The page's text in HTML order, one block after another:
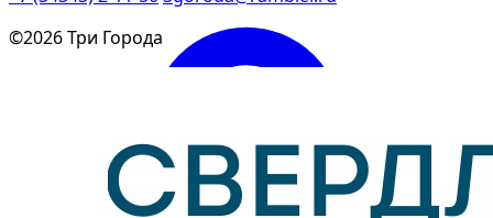
©2026 Три Города